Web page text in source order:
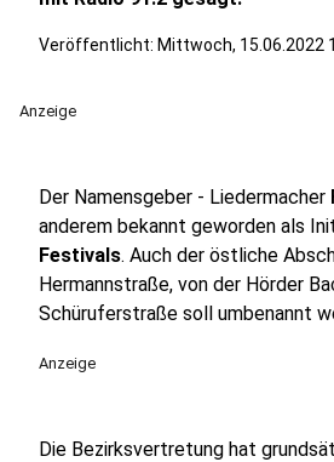
Veröffentlicht: Mittwoch, 15.06.2022
Anzeige
Der Namensgeber - Liedermacher
anderem bekannt geworden als
Festivals. Auch der östliche
Hermannstraße, von der Hörder
Schüruferstraße soll umbenannt
Anzeige
Die Bezirksvertretung hat